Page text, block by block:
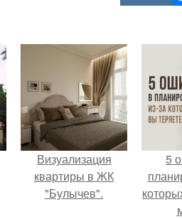
Визуализация
квартиры в ЖК
"Булычев".
5